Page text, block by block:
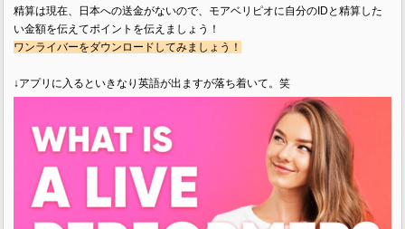
精算は現在、日本への送金がないので、モアベリピオに自分のIDと精算した
い金額を伝えてポイントを伝えましょう！
ワンライバーをダウンロードしてみましょう！
↓アプリに入るといきなり英語が出ますが落ち着いて。笑